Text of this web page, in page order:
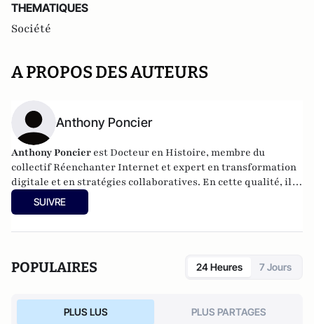
THEMATIQUES
Société
A PROPOS DES AUTEURS
Anthony Poncier
Anthony Poncier est Docteur en Histoire, membre du
collectif Réenchanter Internet et expert en transformation
digitale et en stratégies collaboratives. En cette qualité, il
accompagne les entreprises dans la conception de leurs
stratégies médias sociaux, ainsi que dans la création de
SUIVRE
POPULAIRES 24 Heures 7 Jours
PLUS LUS PLUS PARTAGES